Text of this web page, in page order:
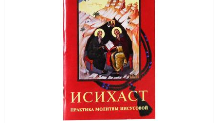
Молитвы жены. Сила супружеской веры